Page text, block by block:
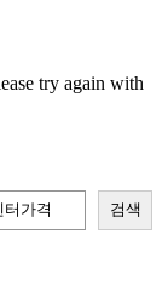
try again with
검색